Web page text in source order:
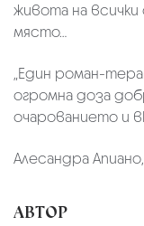
живота на
място…
„Един роман-
огромна доза
очарованието и
Алесандра
АВТОР